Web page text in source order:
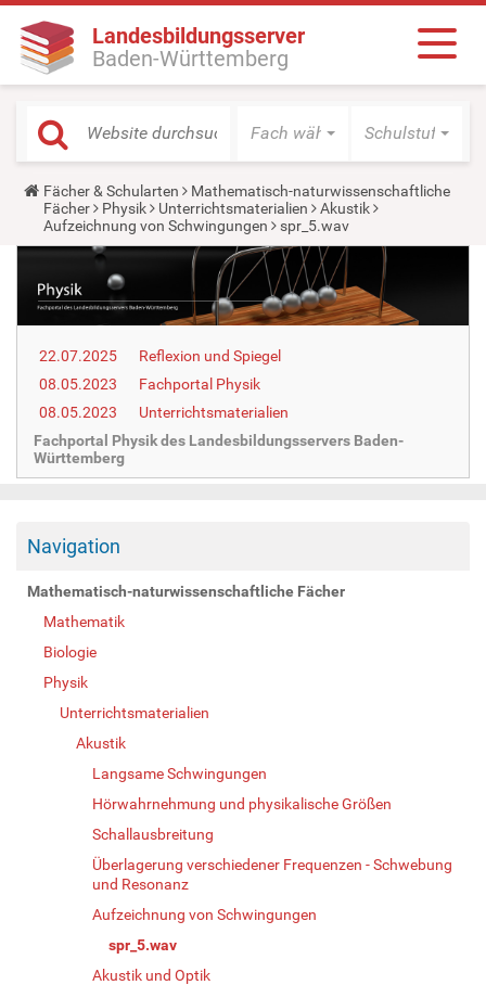
Landesbildungsserver
Baden-Württemberg
Fach wählen Schulstufe
Y
o
u
a
h
e
r
:
Fächer & Schularten
Mathematisch-naturwissenschaftliche
Fächer
Physik Unterrichtsmaterialien
Akustik
Aufzeichnung von Schwingungen
spr_5.wav
22.07.2025
Reflexion und Spiegel
08.05.2023
Fachportal Physik
08.05.2023
Unterrichtsmaterialien
Fachportal Physik des Landesbildungsservers Baden-
Württemberg
Navigation
Mathematisch-naturwissenschaftliche Fächer
Mathematik
Biologie
Physik
Unterrichtsmaterialien
Akustik
Langsame Schwingungen
Hörwahrnehmung und physikalische Größen
Schallausbreitung
Überlagerung verschiedener Frequenzen - Schwebung
und Resonanz
Aufzeichnung von Schwingungen
spr_5.wav
Akustik und Optik